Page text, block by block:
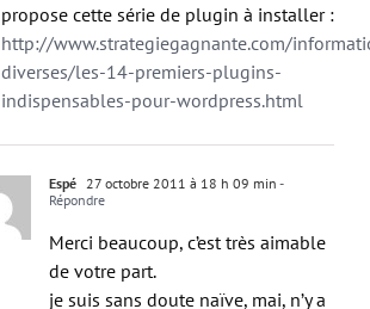
propose cette série de plugin à installer :
http://www.strategiegagnante.com/
diverses/les-14-premiers-plugins-
indispensables-pour-wordpress.html
Espé 27 octobre 2011 à 18 h 09 min -
Répondre
Merci beaucoup, c’est très aimable
de votre part.
je suis sans doute naïve, mai, n’y a